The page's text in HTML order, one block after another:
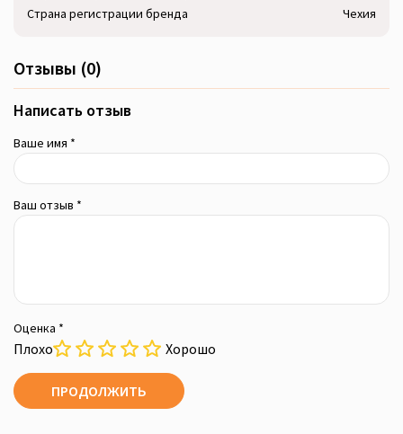
Страна регистрации бренда
Чехия
Отзывы (0)
Написать отзыв
Ваше имя *
Ваш отзыв *
Оценка *
Плохо Хорошо
ПРОДОЛЖИТЬ